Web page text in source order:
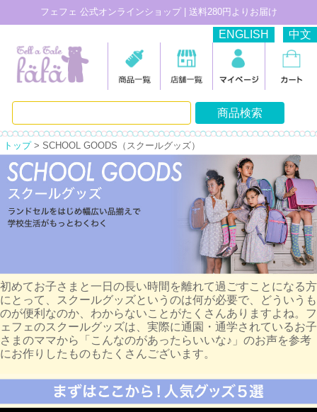
フェフェ 公式オンラインショップ | 送料280円よりお届け
ENGLISH 中文
トップ> SCHOOL GOODS（スクールグッズ）
初めてお子さまと一日の長い時間を離れて過ごすことになる方
にとって、スクールグッズというのは何が必要で、どういうも
のが便利なのか、わからないことがたくさんありますよね。フ
ェフェのスクールグッズは、実際に通園・通学されているお子
さまのママから「こんなのがあったらいいな♪」のお声を参考
にお作りしたものもたくさんございます。